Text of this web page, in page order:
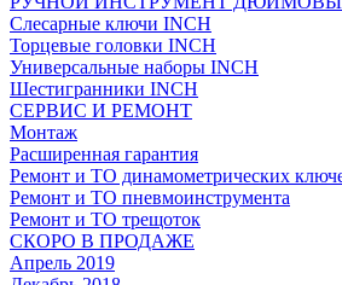
Слесарные ключи INCH
Торцевые головки INCH
Универсальные наборы INCH
Шестигранники INCH
СЕРВИС И РЕМОНТ
Монтаж
Расширенная гарантия
Ремонт и ТО динамометрических
Ремонт и ТО пневмоинструмента
Ремонт и ТО трещоток
СКОРО В ПРОДАЖЕ
Апрель 2019